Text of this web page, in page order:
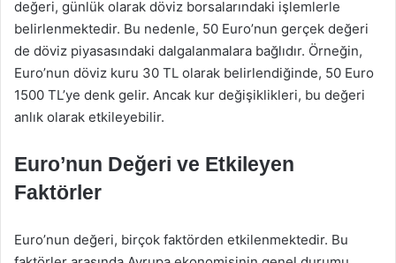
değeri, günlük olarak döviz borsalarındaki işlemlerle
belirlenmektedir. Bu nedenle, 50 Euro’nun gerçek değeri
de döviz piyasasındaki dalgalanmalara bağlıdır. Örneğin,
Euro’nun döviz kuru 30 TL olarak belirlendiğinde, 50 Euro
1500 TL’ye denk gelir. Ancak kur değişiklikleri, bu değeri
anlık olarak etkileyebilir.
Euro’nun Değeri ve Etkileyen
Faktörler
Euro’nun değeri, birçok faktörden etkilenmektedir. Bu